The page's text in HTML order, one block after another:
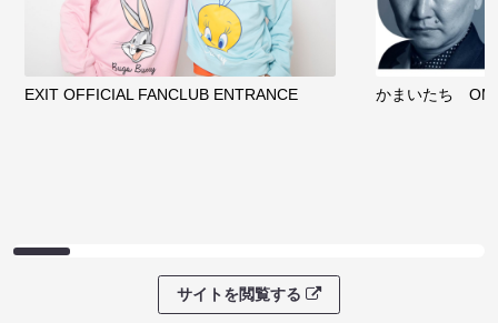
EXIT OFFICIAL FANCLUB ENTRANCE かまいたち
サイトを閲覧する